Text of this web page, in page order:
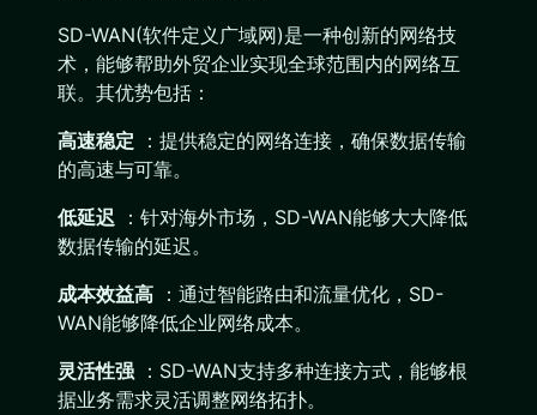
SD-WAN(软件定义广域网)是一种创新的网络技
术，能够帮助外贸企业实现全球范围内的网络互
联。其优势包括：
高速稳定 ：提供稳定的网络连接，确保数据传输
的高速与可靠。
低延迟 ：针对海外市场，SD-WAN能够大大降低
数据传输的延迟。
成本效益高 ：通过智能路由和流量优化，SD-
WAN能够降低企业网络成本。
灵活性强 ：SD-WAN支持多种连接方式，能够根
据业务需求灵活调整网络拓扑。